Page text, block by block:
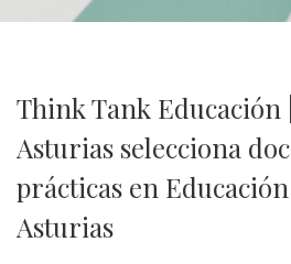
Think Tank
Asturias selecciona
prácticas en
Asturias